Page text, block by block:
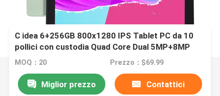
C idea 6+256GB 800x1280 IPS Tablet PC da 10
pollici con custodia Quad Core Dual 5MP+8MP
Fotocamera HD IPS Display CM7000
MOQ：20 Prezzo：$69.99
Miglior prezzo Contattici